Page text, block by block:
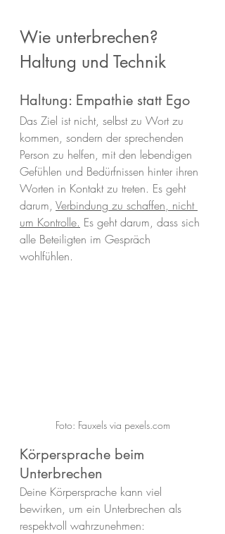
Wie unterbrechen?
Haltung und Technik
Haltung: Empathie statt Ego
Das Ziel ist nicht, selbst zu Wort zu
kommen, sondern der sprechenden
Person zu helfen, mit den lebendigen
Gefühlen und Bedürfnissen hinter ihren
Worten in Kontakt zu treten. Es geht
darum, Verbindung zu schaffen, nicht
um Kontrolle. Es geht darum, dass sich
alle Beteiligten im Gespräch
wohlfühlen.
Foto: Fauxels via pexels.com
Körpersprache beim
Unterbrechen
Deine Körpersprache kann viel
bewirken, um ein Unterbrechen als
respektvoll wahrzunehmen: